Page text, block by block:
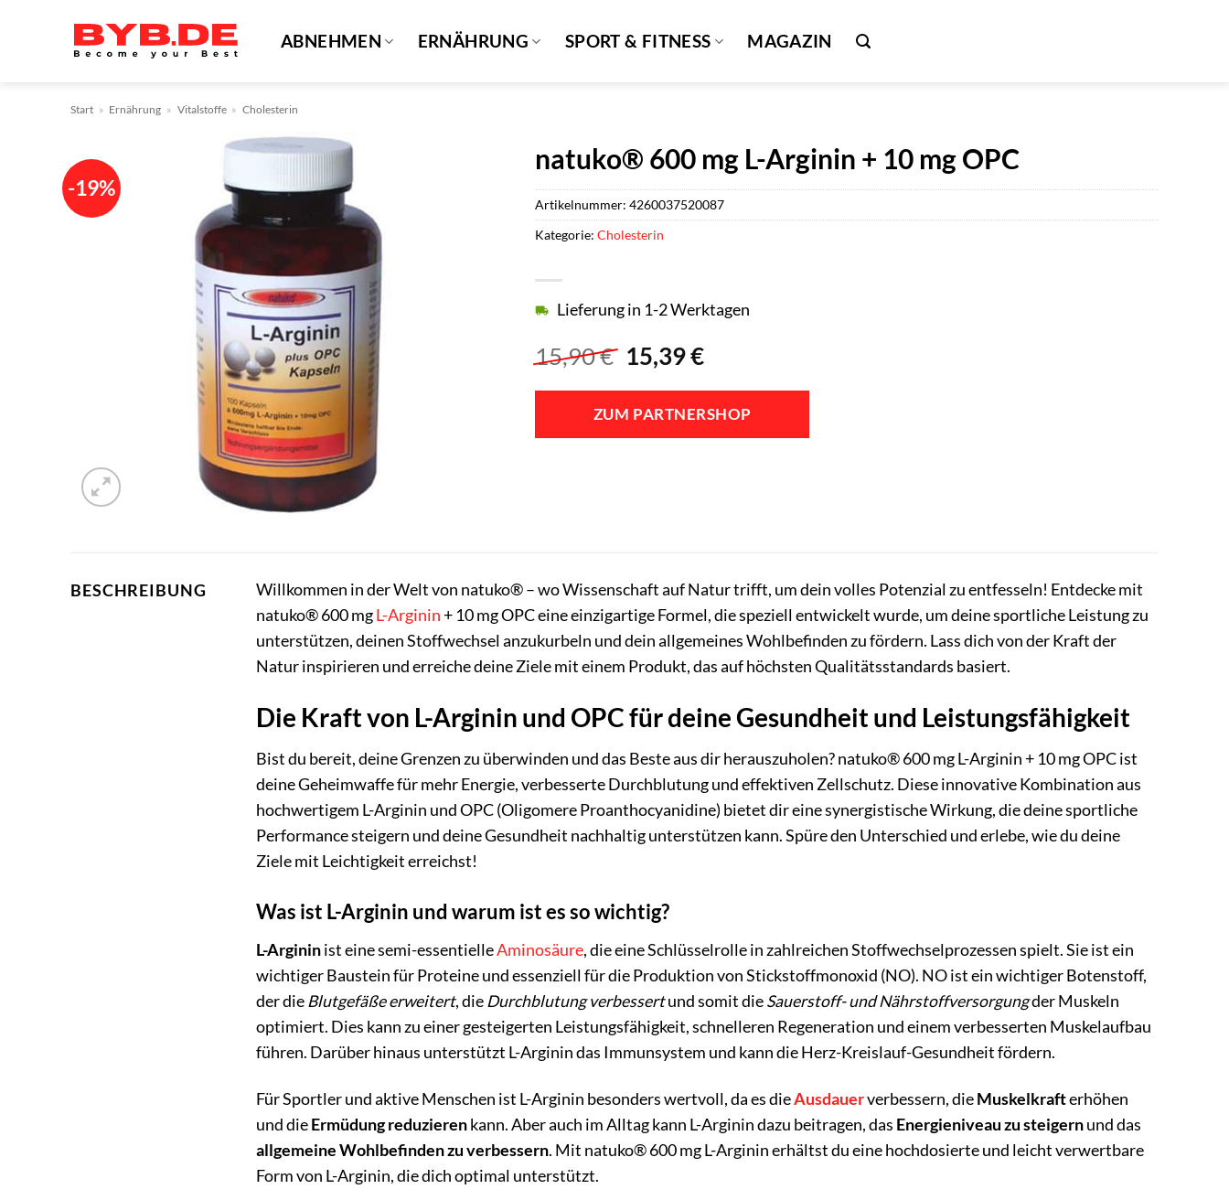
ABNEHMEN ERNÄHRUNG SPORT & FITNESS MAGAZIN
Start » Ernährung » Vitalstoffe » Cholesterin
-19%
natuko® 600 mg L-Arginin + 10 mg OPC
15,90€ Ursprünglicher
Preis
war:
15,90 €
15,39€Aktueller
ist:
15,39 €.
Lieferung in 1-2 Werktagen
ZUM PARTNERSHOP
Artikelnummer:4260037520087
Kategorie:Cholesterin
BESCHREIBUNG
Willkommen in der Welt von natuko® – wo Wissenschaft auf Natur trifft, um dein volles Potenzial zu entfesseln! Entdecke mit
natuko® 600 mgL-Arginin+ 10 mg OPC eine einzigartige Formel, die speziell entwickelt wurde, um deine sportliche Leistung zu
unterstützen, deinen Stoffwechsel anzukurbeln und dein allgemeines Wohlbefinden zu fördern. Lass dich von der Kraft der
Natur inspirieren und erreiche deine Ziele mit einem Produkt, das auf höchsten Qualitätsstandards basiert.
Die Kraft von L-Arginin und OPC für deine Gesundheit und Leistungsfähigkeit
Bist du bereit, deine Grenzen zu überwinden und das Beste aus dir herauszuholen? natuko® 600 mg L-Arginin + 10 mg OPC ist
deine Geheimwaffe für mehr Energie, verbesserte Durchblutung und effektiven Zellschutz. Diese innovative Kombination aus
hochwertigem L-Arginin und OPC (Oligomere Proanthocyanidine) bietet dir eine synergistische Wirkung, die deine sportliche
Performance steigern und deine Gesundheit nachhaltig unterstützen kann. Spüre den Unterschied und erlebe, wie du deine
Ziele mit Leichtigkeit erreichst!
Was ist L-Arginin und warum ist es so wichtig?
L-Argininist eine semi-essentielleAminosäure, die eine Schlüsselrolle in zahlreichen Stoffwechselprozessen spielt. Sie ist ein
wichtiger Baustein für Proteine und essenziell für die Produktion von Stickstoffmonoxid (NO). NO ist ein wichtiger Botenstoff,
der dieBlutgefäße erweitert, dieDurchblutung verbessertund somit dieSauerstoff- und Nährstoffversorgungder Muskeln
optimiert. Dies kann zu einer gesteigerten Leistungsfähigkeit, schnelleren Regeneration und einem verbesserten Muskelaufbau
führen. Darüber hinaus unterstützt L-Arginin das Immunsystem und kann die Herz-Kreislauf-Gesundheit fördern.
Für Sportler und aktive Menschen ist L-Arginin besonders wertvoll, da es dieAusdauerverbessern, dieMuskelkrafterhöhen
und dieErmüdung reduzierenkann. Aber auch im Alltag kann L-Arginin dazu beitragen, das Energieniveau zu steigernund das
allgemeine Wohlbefinden zu verbessern. Mit natuko® 600 mg L-Arginin erhältst du eine hochdosierte und leicht verwertbare
Form von L-Arginin, die dich optimal unterstützt.